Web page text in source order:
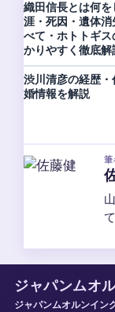
織田信長とは何を
涯・死因・遺体消
べて・ホトトギス
かりやすく徹底解
渋川清彦の経歴・
婚情報を解説
筆
ジャパンムオ
ジャパンムオルンイン